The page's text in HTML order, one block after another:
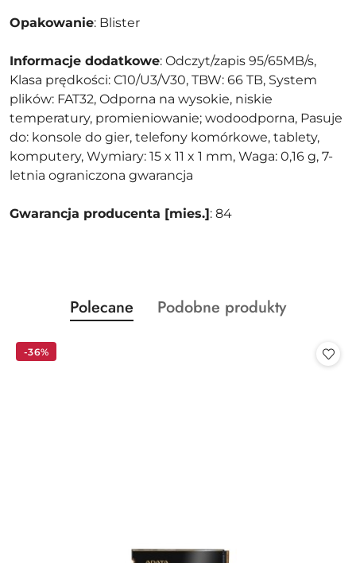
Opakowanie: Blister
Informacje dodatkowe: Odczyt/zapis 95/65MB/s,
Klasa prędkości: C10/U3/V30, TBW: 66 TB, System
plików: FAT32, Odporna na wysokie, niskie
temperatury, promieniowanie; wodoodporna, Pasuje
do: konsole do gier, telefony komórkowe, tablety,
komputery, Wymiary: 15 x 11 x 1 mm, Waga: 0,16 g, 7-
letnia ograniczona gwarancja
Gwarancja producenta [mies.]: 84
Pomiń karuzelę produktów
Produkty
o
Polecane
Produkty
Podobne produkty
-36%